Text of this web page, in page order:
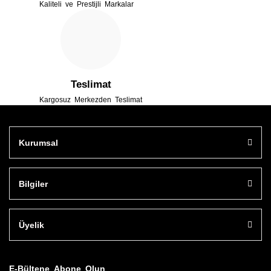
Kaliteli ve Prestijli Markalar
Teslimat
Kargosuz Merkezden Teslimat
Kurumsal
Bilgiler
Üyelik
E-Bültene Abone Olun